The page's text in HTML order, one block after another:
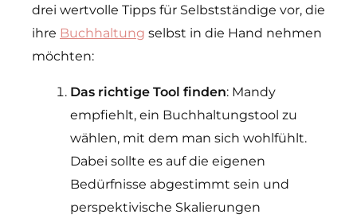
drei wertvolle Tipps für Selbstständige vor, die
ihre Buchhaltung selbst in die Hand nehmen
möchten:
Das richtige Tool finden: Mandy
empfiehlt, ein Buchhaltungstool zu
wählen, mit dem man sich wohlfühlt.
Dabei sollte es auf die eigenen
Bedürfnisse abgestimmt sein und
perspektivische Skalierungen